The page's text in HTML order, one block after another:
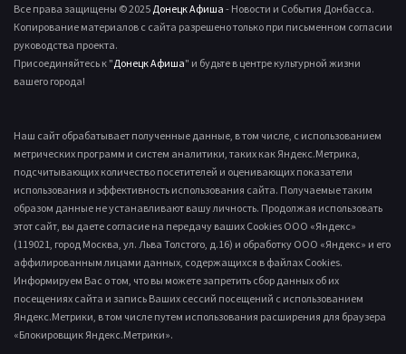
Все права защищены © 2025 Донецк Афиша - Новости и События Донбасса.
Копирование материалов с сайта разрешено только при письменном согласии
руководства проекта.
Присоединяйтесь к "Донецк Афиша" и будьте в центре культурной жизни
вашего города!
Наш сайт обрабатывает полученные данные, в том числе, с использованием
метрических программ и систем аналитики, таких как Яндекс.Метрика,
подсчитывающих количество посетителей и оценивающих показатели
использования и эффективность использования сайта. Получаемые таким
образом данные не устанавливают вашу личность. Продолжая использовать
этот сайт, вы даете согласие на передачу ваших Cookies ООО «Яндекс»
(119021, город Москва, ул. Льва Толстого, д.16) и обработку ООО «Яндекс» и его
аффилированным лицами данных, содержащихся в файлах Cookies.
Информируем Вас о том, что вы можете запретить сбор данных об их
посещениях сайта и запись Ваших сессий посещений с использованием
Яндекс.Метрики, в том числе путем использования расширения для браузера
«Блокировщик Яндекс.Метрики».